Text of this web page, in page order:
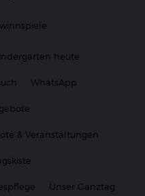
heute
WhatsApp
& Veranstaltungen
Unser Ganztag